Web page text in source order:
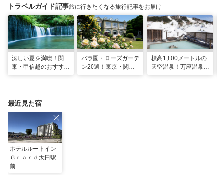
トラベルガイド記事旅に行きたくなる旅行記事をお届け
涼しい夏を満喫！関
東・甲信越のおすすめ
バラ園・ローズガーデ
ン20選！東京・関東
標高1,800メートルの
天空温泉！万座温泉
最近見た宿
ホテルルートイン
Ｇｒａｎｄ太田駅
前